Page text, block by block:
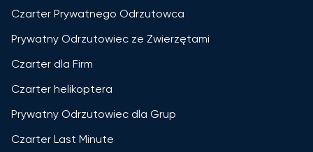
Czarter Prywatnego Odrzutowca
Prywatny Odrzutowiec ze Zwierzętami
Czarter dla Firm
Czarter helikoptera
Prywatny Odrzutowiec dla Grup
Czarter Last Minute